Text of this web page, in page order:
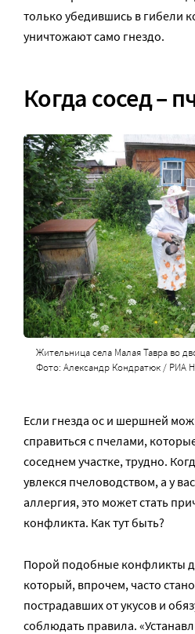
только убедившись в гибели
уничтожают само гнездо.
Когда сосед –
Жительница села Малая Тавра во
Фото: Александр Кондратюк / РИА
Если гнезда ос и шершней
справиться с пчелами,
соседнем участке, трудно.
увлекся пчеловодством, а у
аллергия, это может стать
конфликта. Как тут быть?
Порой подобные конфликты
который, впрочем, часто
пострадавших от укусов и
соблюдать правила.